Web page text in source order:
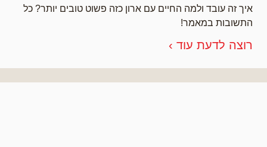
איך זה עובד ולמה החיים עם ארון כזה פשוט טובים יותר? כל
התשובות במאמר!
רוצה לדעת עוד ›